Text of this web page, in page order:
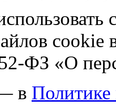
cookie
ФЗ «О
в Политике